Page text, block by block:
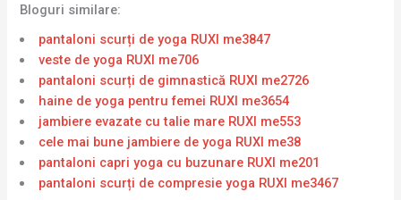
Bloguri similare:
pantaloni scurți de yoga RUXI me3847
veste de yoga RUXI me706
pantaloni scurți de gimnastică RUXI me2726
haine de yoga pentru femei RUXI me3654
jambiere evazate cu talie mare RUXI me553
cele mai bune jambiere de yoga RUXI me38
pantaloni capri yoga cu buzunare RUXI me201
pantaloni scurți de compresie yoga RUXI me3467